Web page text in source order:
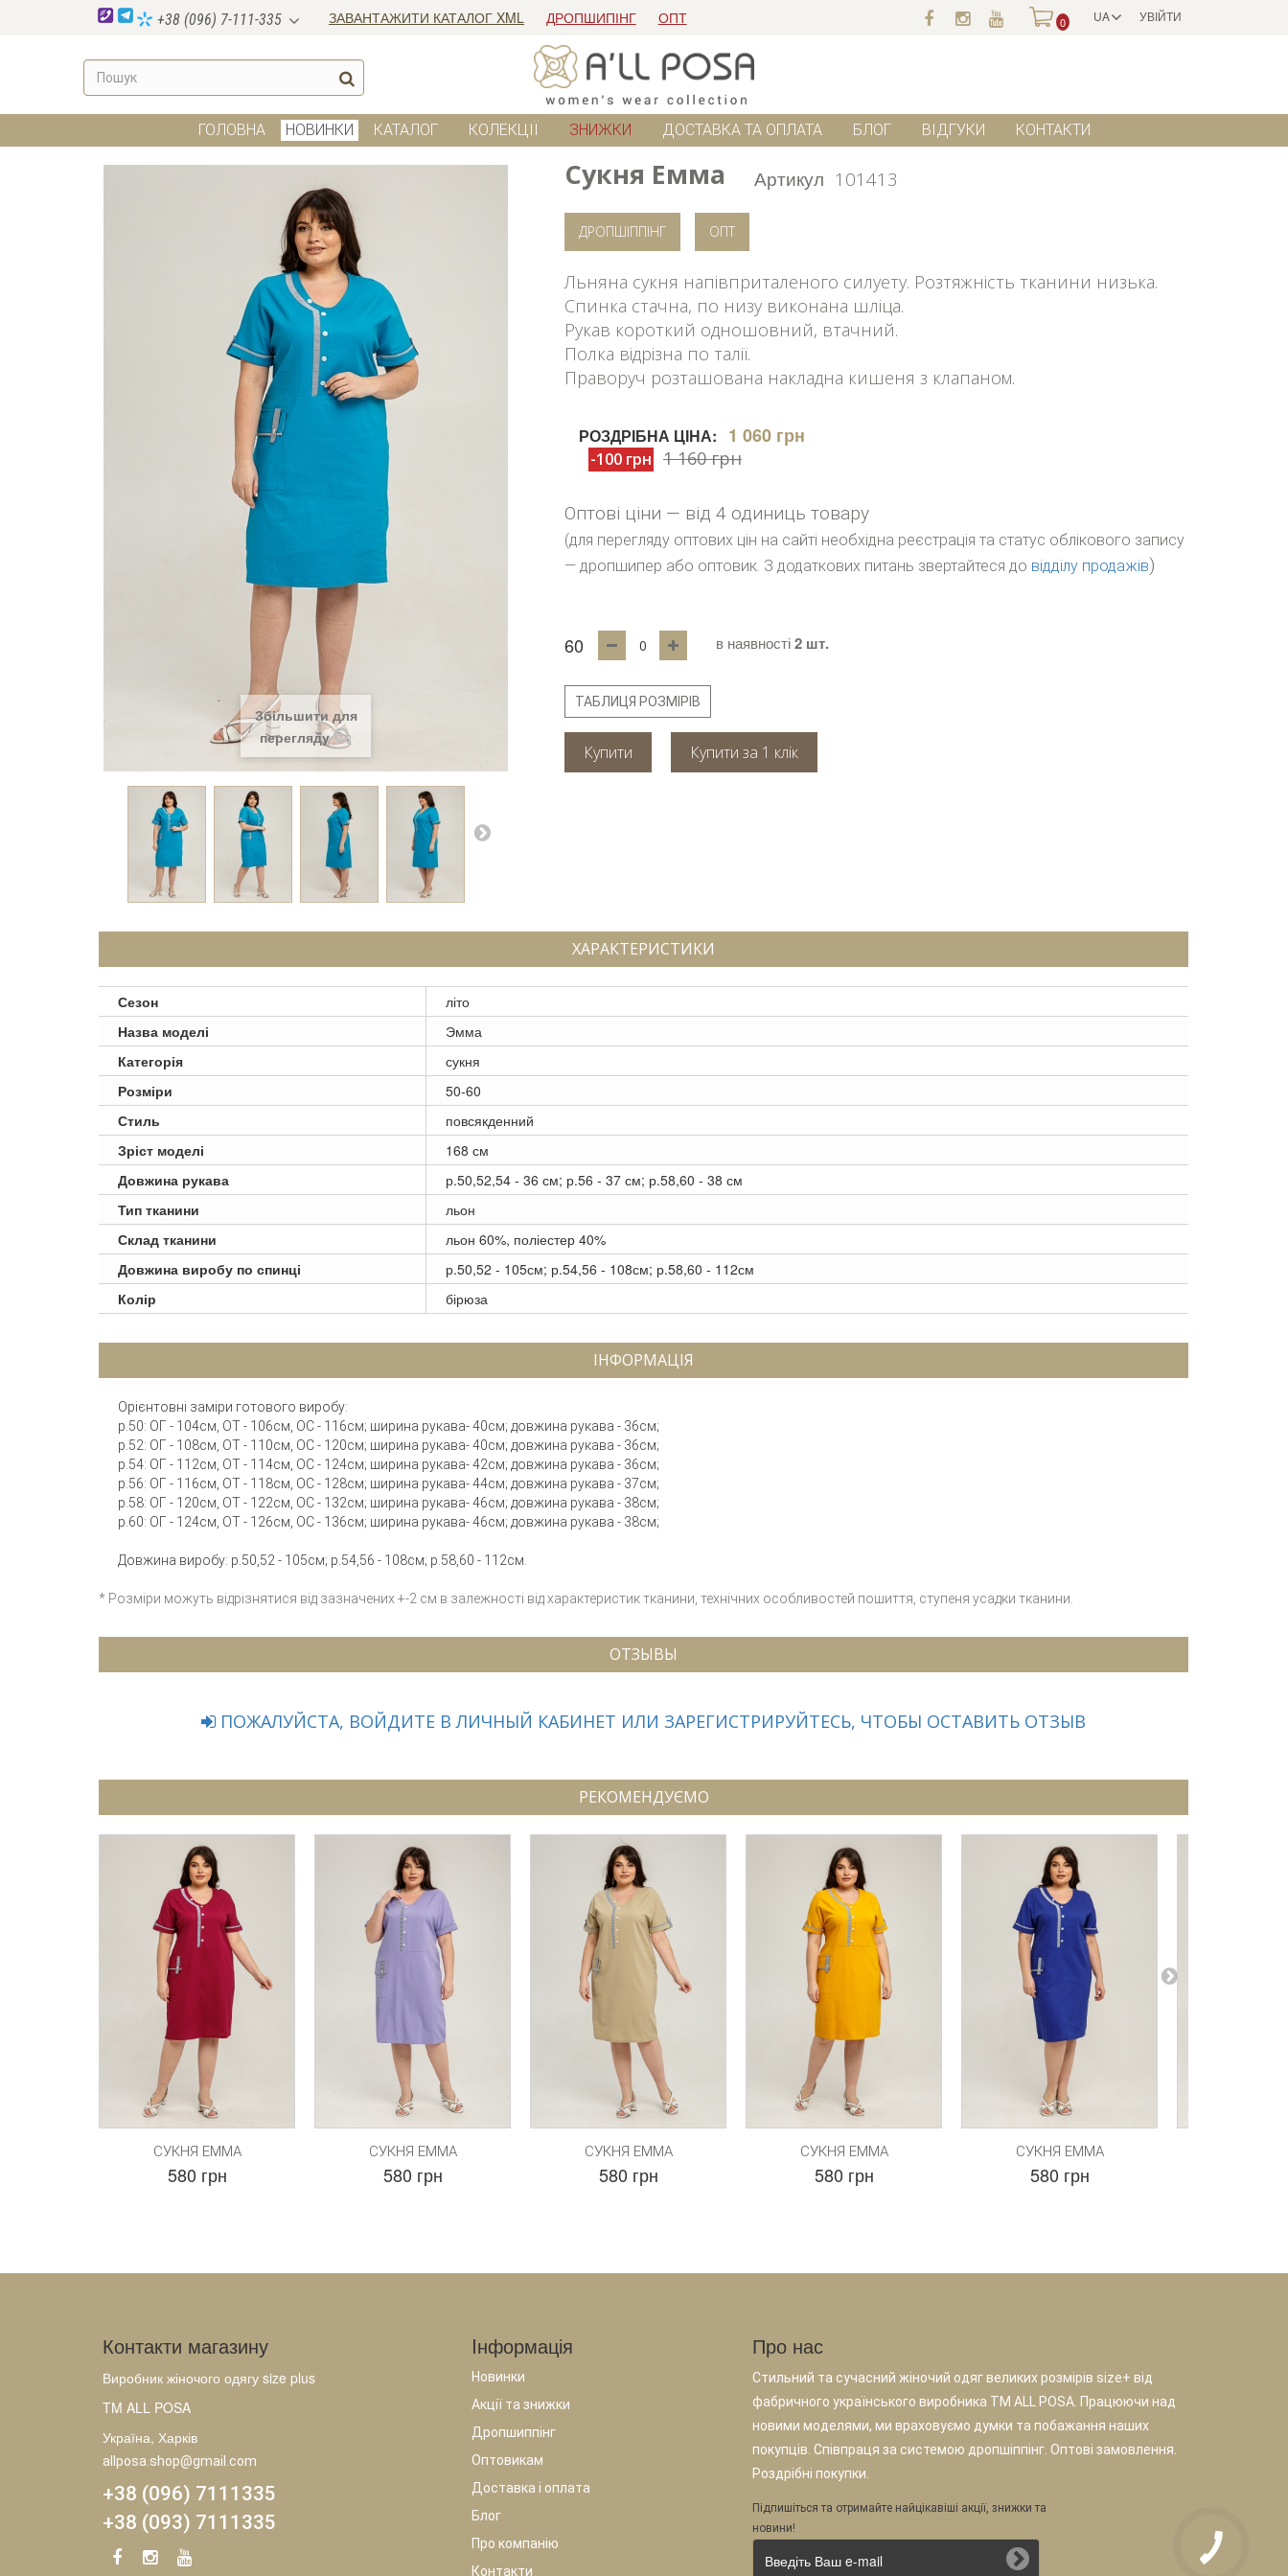
УВІЙТИ
UA
+38 (096) 7-111-335 ЗАВАНТАЖИТИ КАТАЛОГ XML ДРОПШИПІНГ ОПТ 0
ГОЛОВНА НОВИНКИ КАТАЛОГ КОЛЕКЦІЇ ЗНИЖКИ ДОСТАВКА ТА ОПЛАТА БЛОГ ВІДГУКИ КОНТАКТИ
Збільшити для
перегляду
Сукня Емма Артикул 101413
ДРОПШІППІНГ ОПТ
Льняна сукня напівприталеного силуету. Розтяжність тканини низька.
Спинка стачна, по низу виконана шліца.
Рукав короткий одношовний, втачний.
Полка відрізна по талії.
Праворуч розташована накладна кишеня з клапаном.
РОЗДРІБНА ЦІНА: 1 060 грн
-100 грн 1 160 грн
Оптові ціни — від 4 одиниць товару
(для перегляду оптових цін на сайті необхідна реєстрація та статус облікового запису
— дропшипер або оптовик. З додаткових питань звертайтеся до відділу продажів)
60 в наявності 2 шт.
ТАБЛИЦЯ РОЗМІРІВ
Купити
ХАРАКТЕРИСТИКИ
Сезон
літо
Назва моделі
Эмма
Категорія
сукня
Розміри
50-60
Стиль
повсякденний
Зріст моделі
168 см
Довжина рукава
р.50,52,54 - 36 см; р.56 - 37 см; р.58,60 - 38 см
Тип тканини
льон
Склад тканини
льон 60%, поліестер 40%
Довжина виробу по спинці
р.50,52 - 105см; р.54,56 - 108см; р.58,60 - 112см
Колір
бірюза
ІНФОРМАЦІЯ
Орієнтовні заміри готового виробу:
р.50: ОГ - 104см, ОТ - 106см, ОС - 116см; ширина рукава- 40см; довжина рукава - 36см;
р.52: ОГ - 108см, ОТ - 110см, ОС - 120см; ширина рукава- 40см; довжина рукава - 36см;
р.54: ОГ - 112см, ОТ - 114см, ОС - 124см; ширина рукава- 42см; довжина рукава - 36см;
р.56: ОГ - 116см, ОТ - 118см, ОС - 128см; ширина рукава- 44см; довжина рукава - 37см;
р.58: ОГ - 120см, ОТ - 122см, ОС - 132см; ширина рукава- 46см; довжина рукава - 38см;
р.60: ОГ - 124см, ОТ - 126см, ОС - 136см; ширина рукава- 46см; довжина рукава - 38см;
Довжина виробу: р.50,52 - 105см; р.54,56 - 108см; р.58,60 - 112см.
* Розміри можуть відрізнятися від зазначених +-2 см в залежності від характеристик тканини, технічних особливостей пошиття, ступеня усадки тканини.
ОТЗЫВЫ
ПОЖАЛУЙСТА, ВОЙДИТЕ В ЛИЧНЫЙ КАБИНЕТ ИЛИ ЗАРЕГИСТРИРУЙТЕСЬ, ЧТОБЫ ОСТАВИТЬ ОТЗЫВ
РЕКОМЕНДУЄМО
СУКНЯ ЕММА
580 грн
СУКНЯ ЕММА
580 грн
СУКНЯ ЕММА
580 грн
СУКНЯ ЕММА
580 грн
СУКНЯ ЕММА
580 грн
Контакти магазину
Виробник жіночого одягу size plus
TM ALL POSA
Україна, Харків
allposa.shop@gmail.com
+38 (096) 7111335
+38 (093) 7111335
Iнформація
Новинки
Акції та знижки
Дропшиппінг
Оптовикам
Доставка і оплата
Блог
Про компанію
Контакти
Про нас
Стильний та сучасний жіночий одяг великих розмірів size+ від
фабричного українського виробника TM ALL POSA. Працюючи над
новими моделями, ми враховуємо думки та побажання наших
покупців. Співпраця за системою дропшіппінг. Оптові замовлення.
Роздрібні покупки.
Підпишіться та отримайте найцікавіші акції, знижки та
новини!